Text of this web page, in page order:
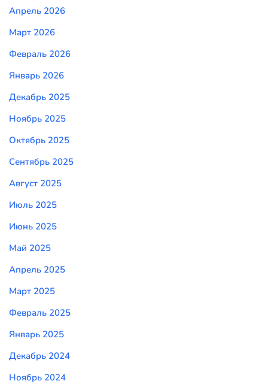
Апрель 2026
Март 2026
Февраль 2026
Январь 2026
Декабрь 2025
Ноябрь 2025
Октябрь 2025
Сентябрь 2025
Август 2025
Июль 2025
Июнь 2025
Май 2025
Апрель 2025
Март 2025
Февраль 2025
Январь 2025
Декабрь 2024
Ноябрь 2024